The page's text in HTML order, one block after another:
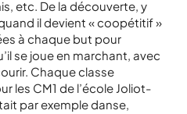
etc. De la découverte, y
il devient « coopétitif »
à chaque but pour
se joue en marchant, avec
Chaque classe
les CM1 de l’école Joliot-
par exemple danse,